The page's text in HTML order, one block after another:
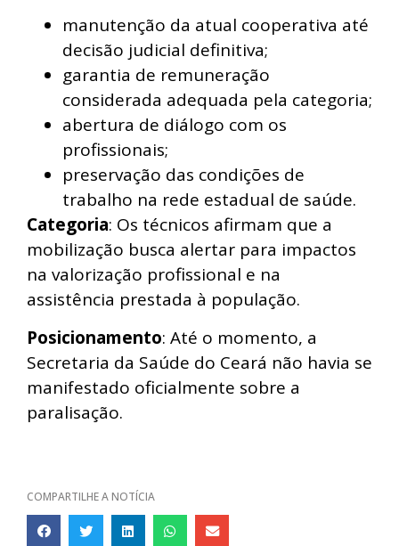
manutenção da atual cooperativa até
decisão judicial definitiva;
garantia de remuneração
considerada adequada pela categoria;
abertura de diálogo com os
profissionais;
preservação das condições de
trabalho na rede estadual de saúde.
Categoria: Os técnicos afirmam que a
mobilização busca alertar para impactos
na valorização profissional e na
assistência prestada à população.
Posicionamento: Até o momento, a
Secretaria da Saúde do Ceará não havia se
manifestado oficialmente sobre a
paralisação.
COMPARTILHE A NOTÍCIA